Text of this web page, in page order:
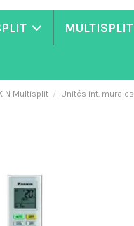
MULTISPLIT
Multisplit Unités int. murales